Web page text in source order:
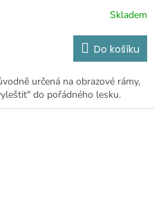
Skladem
Do košíku
určená na obrazové rámy,
do pořádného lesku.